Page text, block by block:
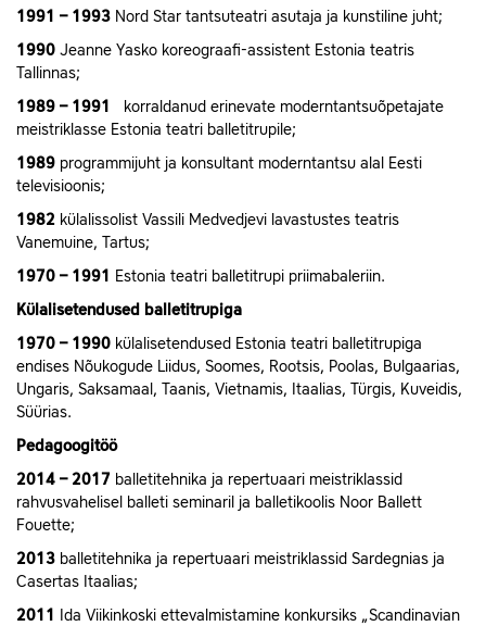
1991 – 1993 Nord Star tantsuteatri asutaja ja kunstiline juht;
1990 Jeanne Yasko koreograafi-assistent Estonia teatris
Tallinnas;
1989 – 1991
korraldanud erinevate moderntantsuõpetajate
meistriklasse Estonia teatri balletitrupile;
1989 programmijuht ja konsultant moderntantsu alal Eesti
televisioonis;
1982 külalissolist Vassili Medvedjevi lavastustes teatris
Vanemuine, Tartus;
1970 – 1991 Estonia teatri balletitrupi priimabaleriin.
Külalisetendused balletitrupiga
1970 – 1990 külalisetendused Estonia teatri balletitrupiga
endises Nõukogude Liidus, Soomes, Rootsis, Poolas, Bulgaarias,
Ungaris, Saksamaal, Taanis, Vietnamis, Itaalias, Türgis, Kuveidis,
Süürias.
Pedagoogitöö
2014 – 2017 balletitehnika ja repertuaari meistriklassid
rahvusvahelisel balleti seminaril ja balletikoolis Noor Ballett
Fouette;
2013 balletitehnika ja repertuaari meistriklassid Sardegnias ja
Casertas Itaalias;
2011
Ida Viikinkoski ettevalmistamine konkursiks „Scandinavian